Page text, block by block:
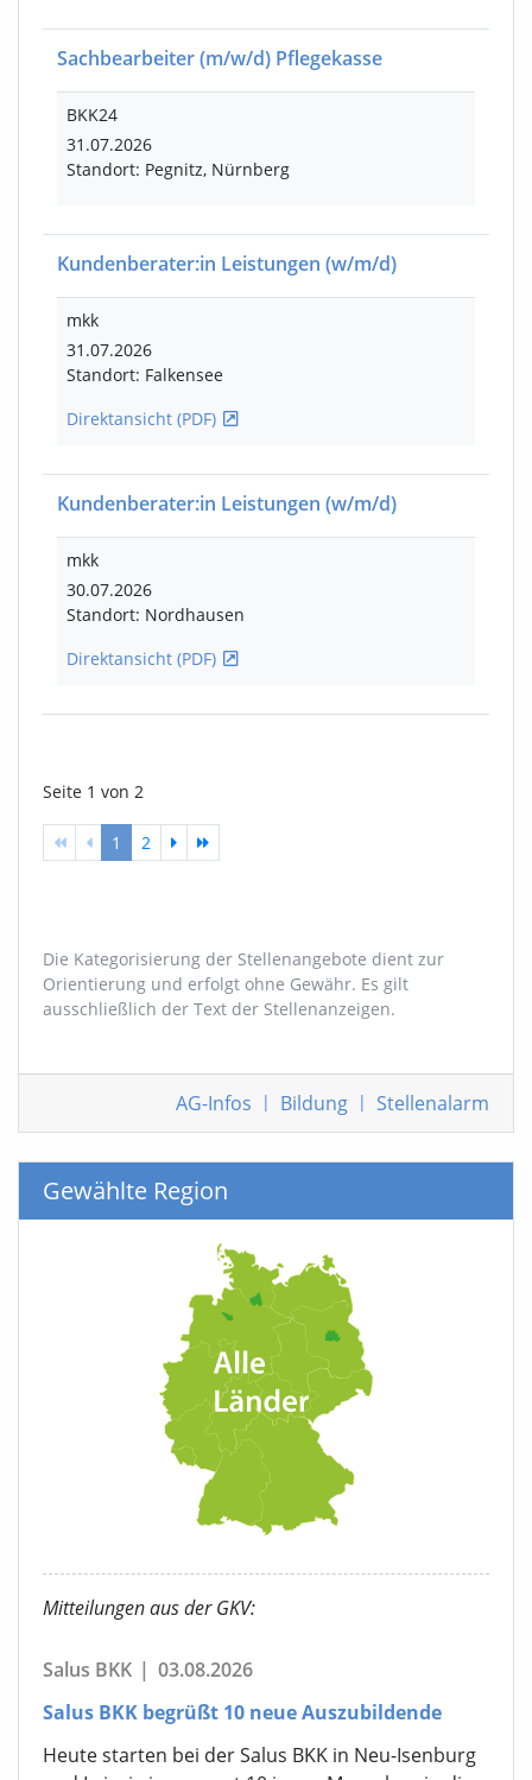
Sachbearbeiter(m/w/d) Pflegekasse
BKK24
31.07.2026
Standort: Pegnitz, Nürnberg
Kundenberater:in Leistungen (w/m/d)
mkk
31.07.2026
Standort: Falkensee
Direktansicht (PDF)
Kundenberater:in Leistungen (w/m/d)
mkk
30.07.2026
Standort: Nordhausen
Direktansicht (PDF)
Seite 1 von 2
1 2
Die Kategorisierung der Stellenangebote dient zur
Orientierung und erfolgt ohne Gewähr. Es gilt
ausschließlich der Text der Stellenanzeigen.
AG-Infos | Bildung | Stellenalarm
Gewählte Region
Mitteilungen aus der GKV:
Salus BKK | 03.08.2026
Salus BKK begrüßt 10 neue Auszubildende
Heute starten bei der Salus BKK in Neu-Isenburg